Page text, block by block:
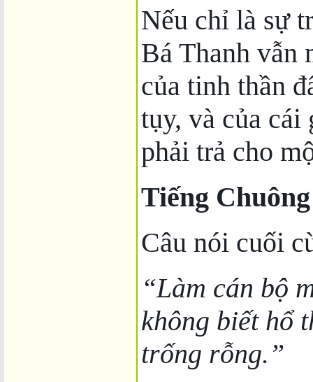
Nếu chỉ là sự
Bá Thanh vẫn
của tinh thần
tụy, và của cái
phải trả cho
Tiếng
Câu nói cuối
“Làm cán bộ
không biết hổ
trống rỗng.”